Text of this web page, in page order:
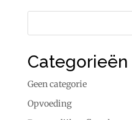
Categorieën
Geen categorie
Opvoeding